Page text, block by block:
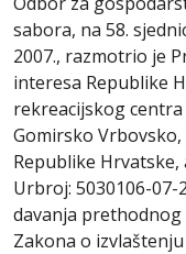
sabora, na 58.
2007., razmotrio je
interesa Republike
rekreacijskog centra
Gomirsko
Republike Hrvatske,
Urbroj: 5030106-07-
davanja prethodnog
Zakona o